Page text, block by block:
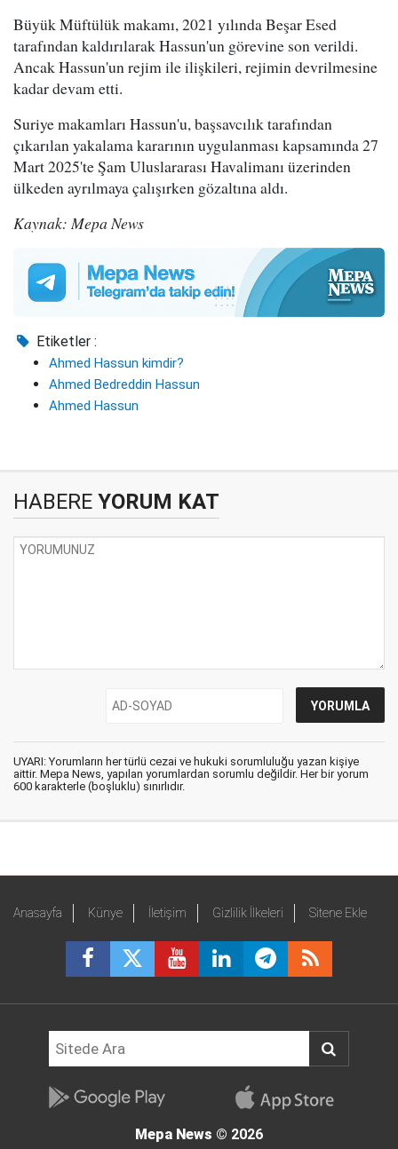
Büyük Müftülük makamı, 2021 yılında Beşar Esed
tarafından kaldırılarak Hassun'un görevine son verildi.
Ancak Hassun'un rejim ile ilişkileri, rejimin devrilmesine
kadar devam etti.
Suriye makamları Hassun'u, başsavcılık tarafından
çıkarılan yakalama kararının uygulanması kapsamında 27
Mart 2025'te Şam Uluslararası Havalimanı üzerinden
ülkeden ayrılmaya çalışırken gözaltına aldı.
Kaynak: Mepa News
Etiketler :
Ahmed Hassun kimdir?
Ahmed Bedreddin Hassun
Ahmed Hassun
HABERE YORUM KAT
UYARI: Yorumların her türlü cezai ve hukuki sorumluluğu yazan kişiye
aittir. Mepa News, yapılan yorumlardan sorumlu değildir. Her bir yorum
600 karakterle (boşluklu) sınırlıdır.
Anasayfa Künye İletişim Gizlilik İlkeleri Sitene Ekle
Mepa News © 2026